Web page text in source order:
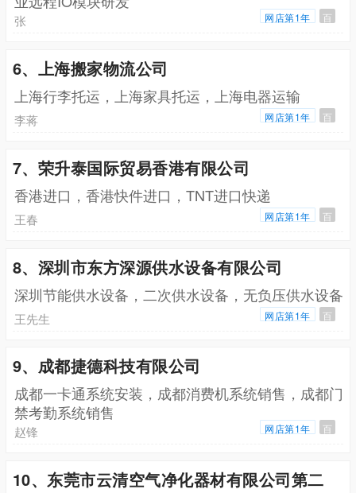
张 网店第1年 百
6、上海搬家物流公司
上海行李托运，上海家具托运，上海电器运输
李蒋 网店第1年 百
7、荣升泰国际贸易香港有限公司
香港进口，香港快件进口，TNT进口快递
王春 网店第1年 百
8、深圳市东方深源供水设备有限公司
深圳节能供水设备，二次供水设备，无负压供水设备
王先生 网店第1年 百
9、成都捷德科技有限公司
成都一卡通系统安装，成都消费机系统销售，成都门
禁考勤系统销售
赵锋 网店第1年 百
10、东莞市云清空气净化器材有限公司第二